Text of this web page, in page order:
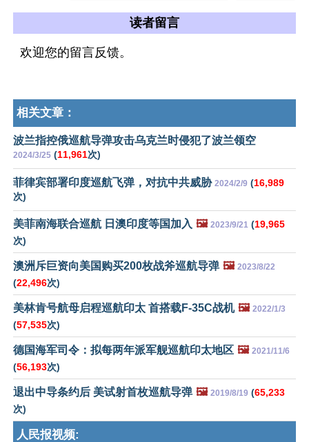
读者留言
欢迎您的留言反馈。
相关文章：
波兰指控俄巡航导弹攻击乌克兰时侵犯了波兰领空
2024/3/25 (11,961次)
菲律宾部署印度巡航飞弹，对抗中共威胁 2024/2/9 (16,989
次)
美菲南海联合巡航 日澳印度等国加入 🖼️ 2023/9/21 (19,965
次)
澳洲斥巨资向美国购买200枚战斧巡航导弹 🖼️ 2023/8/22
(22,496次)
美林肯号航母启程巡航印太 首搭载F-35C战机 🖼️ 2022/1/3
(57,535次)
德国海军司令：拟每两年派军舰巡航印太地区 🖼️ 2021/11/6
(56,193次)
退出中导条约后 美试射首枚巡航导弹 🖼️ 2019/8/19 (65,233
次)
人民报视频: